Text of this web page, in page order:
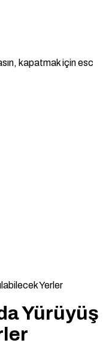
kapatmak için esc
Yerler
Yürüyüş